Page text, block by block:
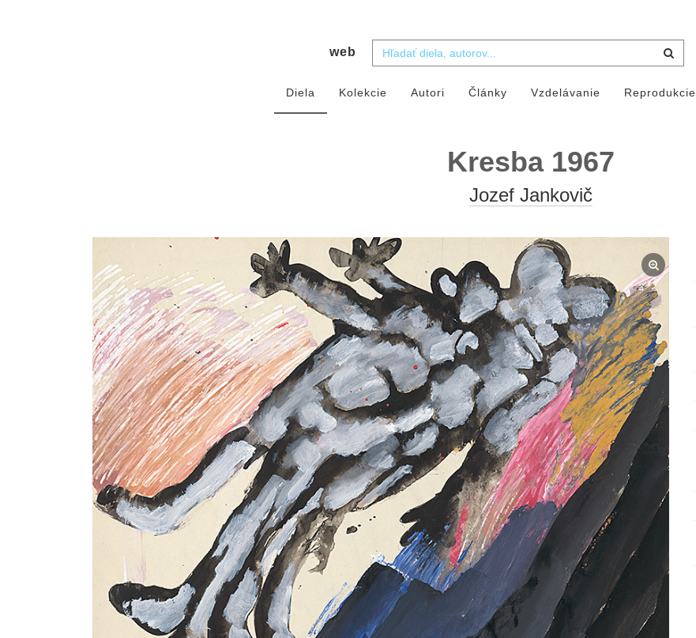
web
Diela Kolekcie Autori Články Vzdelávanie Reprodukcie
Kresba 1967
Jozef Jankovič